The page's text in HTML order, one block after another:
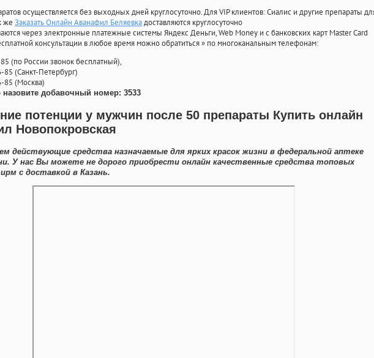
осуществляется без выходных дней круглосуточно. Для VIP клиентов: Сиалис и другие препараты
же Заказать Онлайн Аванафил Беляевкадоставляются круглосуточно
через электронные платежные системы Яндекс Деньги, Web Money и с банковских карт Master Card
консультации в любое время можно обратиться» по многоканальным телефонам:
(по России звонок бесплатный),
85 (Санкт-Петербург)
85 (Москва)
назовите добавочный номер: 3533
потенции у мужчин после 50 препараты Купить онлайн
Новопокровская
действующие средства назначаемые для ярких красок жизни в федеральной аптеке
У нас Вы можете не дорого приобрести онлайн качественные средства топовых
с доставкой в Казань.